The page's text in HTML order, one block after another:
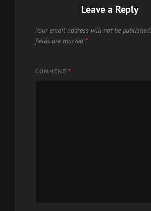
Leave a Reply
Your email address will not be published.
fields are marked *
COMMENT *